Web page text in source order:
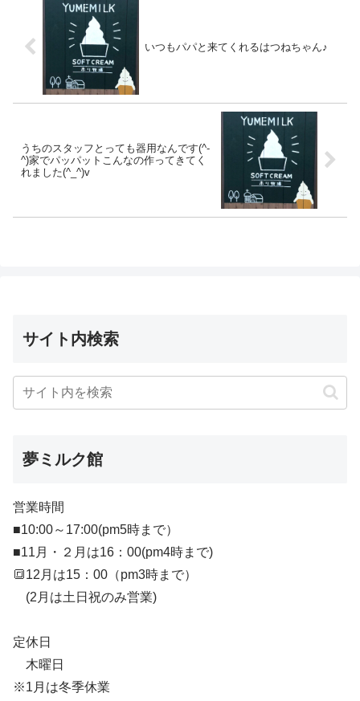
いつもパパと来てくれるはつねちゃん♪
うちのスタッフとっても器用なんです(^-
^)家でパッパットこんなの作ってきてく
れました(^_^)v
サイト内検索
夢ミルク館
営業時間
■10:00～17:00(pm5時まで）
■11月・２月は16：00(pm4時まで)
🔳12月は15：00（pm3時まで）
(2月は土日祝のみ営業)
定休日
木曜日
※1月は冬季休業